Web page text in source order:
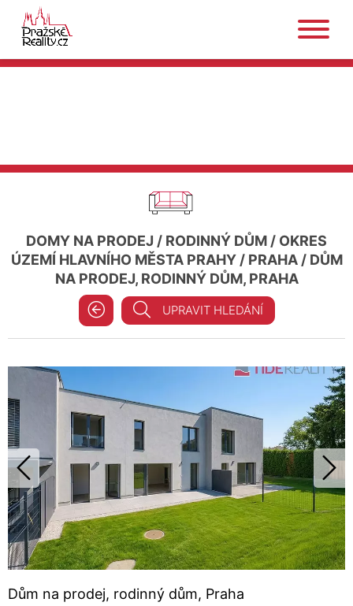
DOMY NA PRODEJ / RODINNÝ DŮM / OKRES
ÚZEMÍ HLAVNÍHO MĚSTA PRAHY/ PRAHA/ DŮM
NA PRODEJ, RODINNÝ DŮM, PRAHA
UPRAVIT HLEDÁNÍ
Dům na prodej, rodinný dům, Praha